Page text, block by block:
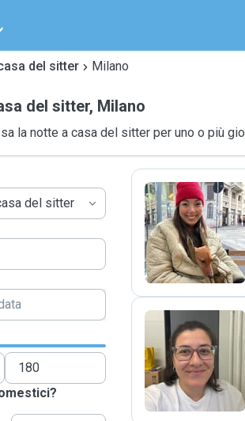
del sitter Milano
del sitter, Milano
la notte a casa del sitter per uno o più
del sitter
P
B